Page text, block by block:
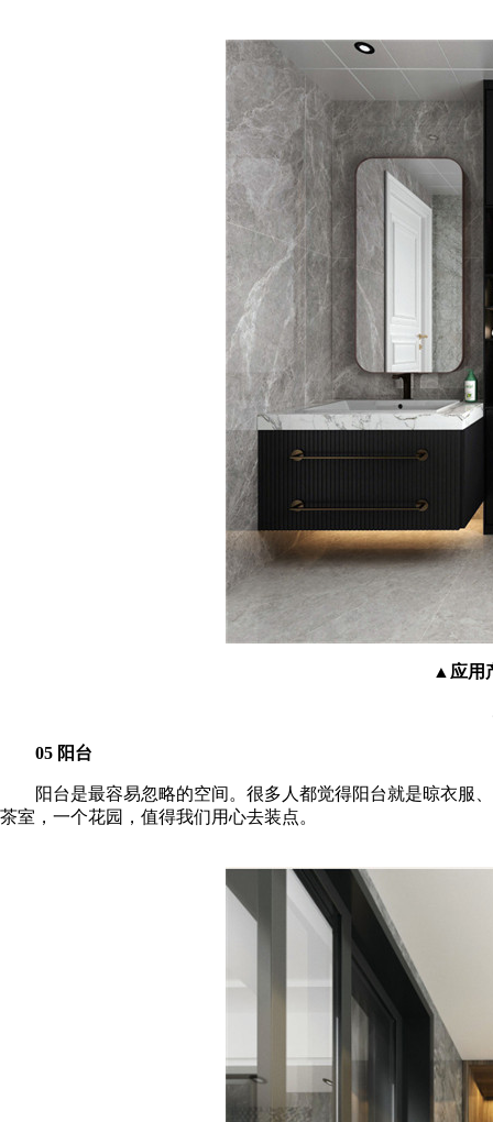
▲应用
05 阳台
阳台是最容易忽略的空间。很多人都觉得阳台就是晾衣服、
茶室，一个花园，值得我们用心去装点。